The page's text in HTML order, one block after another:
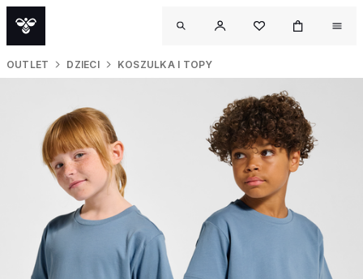
OUTLET DZIECI KOSZULKA I TOPY